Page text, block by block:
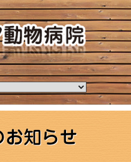
お知らせ